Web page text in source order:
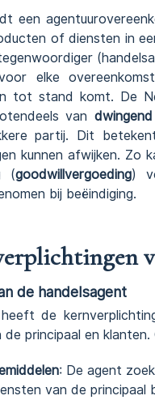
een
of diensten in
elke
tot stand komt. De
van
partij. Dit
kunnen afwijken.
(goodwillvergoeding)
bij beëindiging.
de handelsagent
heeft de
de principaal en
: De agent
van de principaal